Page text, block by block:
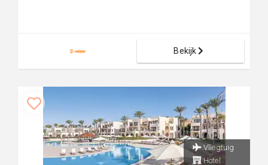
Bekijk
Vliegtuig
Hotel